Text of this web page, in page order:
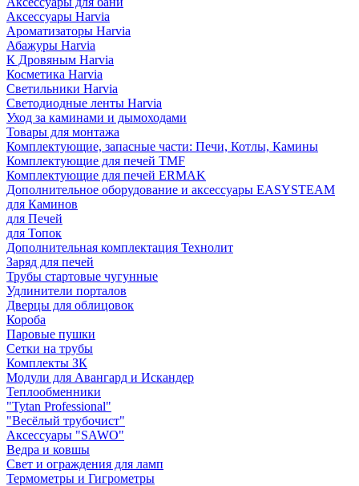
Аксессуары Harvia
Ароматизаторы Harvia
Абажуры Harvia
К Дровяным Harvia
Косметика Harvia
Светильники Harvia
Светодиодные ленты Harvia
Уход за каминами и дымоходами
Товары для монтажа
Комплектующие, запасные части: Печи, Котлы, Камины
Комплектующие для печей TMF
Комплектующие для печей ERMAK
Дополнительное оборудование и аксессуары EASYSTEAM
для Каминов
для Печей
для Топок
Дополнительная комплектация Технолит
Заряд для печей
Трубы стартовые чугунные
Удлинители порталов
Дверцы для облицовок
Короба
Паровые пушки
Сетки на трубы
Комплекты ЗК
Модули для Авангард и Искандер
Теплообменники
"Tytan Professional"
"Весёлый трубочист"
Аксессуары "SAWO"
Ведра и ковшы
Свет и ограждения для ламп
Термометры и Гигрометры